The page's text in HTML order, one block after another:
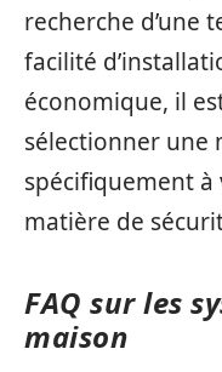
recherche d’une
facilité
économique, il
sélectionner une
spécifiquement
matière de
FAQ sur les
maison